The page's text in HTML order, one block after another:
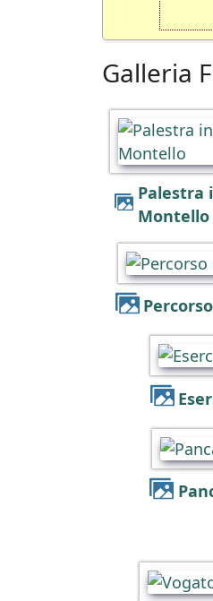
Galleria
Palestra in vigna a Crocetta del
Montello